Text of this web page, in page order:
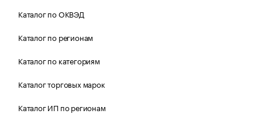
Каталог по ОКВЭД
Каталог по регионам
Каталог по категориям
Каталог торговых марок
Каталог ИП по регионам